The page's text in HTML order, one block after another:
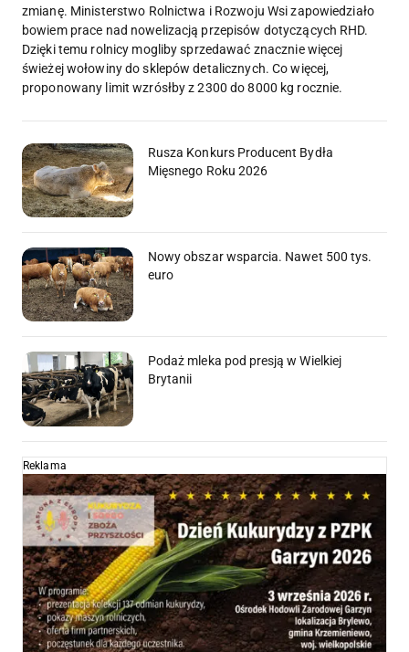
zmianę. Ministerstwo Rolnictwa i Rozwoju Wsi zapowiedziało
bowiem prace nad nowelizacją przepisów dotyczących RHD.
Dzięki temu rolnicy mogliby sprzedawać znacznie więcej
świeżej wołowiny do sklepów detalicznych. Co więcej,
proponowany limit wzrósłby z 2300 do 8000 kg rocznie.
Rusza Konkurs Producent Bydła
Mięsnego Roku 2026
Nowy obszar wsparcia. Nawet 500 tys.
euro
Podaż mleka pod presją w Wielkiej
Brytanii
Reklama